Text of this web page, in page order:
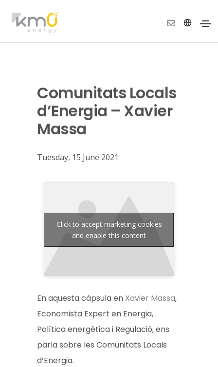
Comunitats Locals
d’Energia – Xavier
Massa
Tuesday, 15 June 2021
Click to accept marketing cookies
and enable this content
En aquesta càpsula en Xavier Massa,
Economista Expert en Energia,
Política energètica i Regulació, ens
parla sobre les Comunitats Locals
d’Energia.